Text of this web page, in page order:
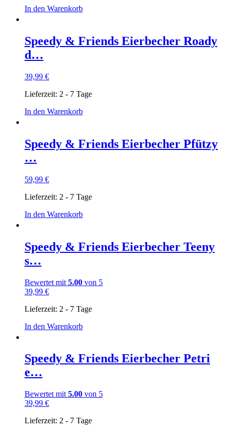
In den Warenkorb
Speedy & Friends Eierbecher Roady
d…
39,99 €
Lieferzeit: 2 - 7 Tage
In den Warenkorb
Speedy & Friends Eierbecher Pfützy
…
59,99 €
Lieferzeit: 2 - 7 Tage
In den Warenkorb
Speedy & Friends Eierbecher Teeny
s…
Bewertet mit 5.00 von 5
39,99 €
Lieferzeit: 2 - 7 Tage
In den Warenkorb
Speedy & Friends Eierbecher Petri
e…
Bewertet mit 5.00 von 5
39,99 €
Lieferzeit: 2 - 7 Tage